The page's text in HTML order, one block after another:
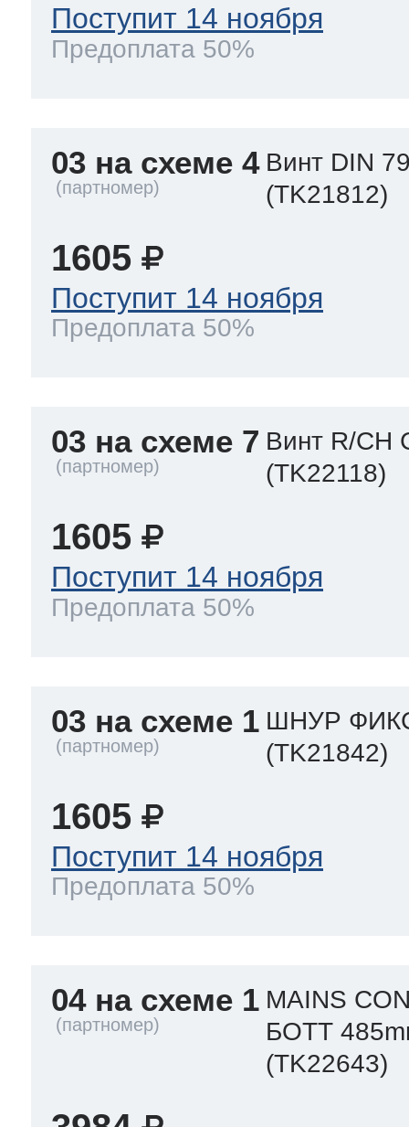
Поступит 14 ноября
Предоплата 50%
03 на схеме 4 Винт DIN
(TK21812)
1605
Поступит 14 ноября
Предоплата 50%
03 на схеме 7 Винт R/CH
(TK22118)
1605
Поступит 14 ноября
Предоплата 50%
03 на схеме 1 ШНУР
(TK21842)
1605
Поступит 14 ноября
Предоплата 50%
04 на схеме 1 MAINS
БОТТ
(TK22643)